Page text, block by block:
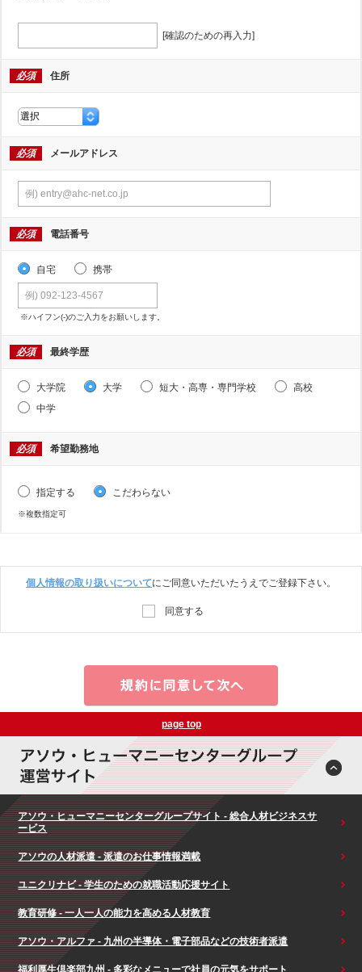
[確認のための再入力]
必須 住所
必須 メールアドレス
必須 電話番号
自宅 携帯
※ハイフン(-)のご入力をお願いします。
必須 最終学歴
大学院 大学 短大・高専・専門学校
高校
中学
必須 希望勤務地
指定する こだわらない
※複数指定可
個人情報の取り扱いについてにご同意いただいたうえでご登録下さい。
同意する
page top
アソウ・ヒューマニーセンターグループサイト - 総合人材ビジネスサ
ービス
アソウの人材派遣 - 派遣のお仕事情報満載
ユニクリナビ - 学生のための就職活動応援サイト
教育研修 - 一人一人の能力を高める人材教育
アソウ・アルファ - 九州の半導体・電子部品などの技術者派遣
福利厚生倶楽部九州 - 多彩なメニューで社員の元気をサポート